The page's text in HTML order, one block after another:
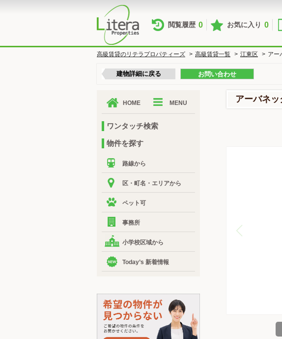
閲覧履歴 0 お気に入り 0
高級賃貸のリテラプロパティーズ > 高級賃貸一覧 > 江東区 > アー
建物詳細に戻る お問い合わせ
アーバネ
HOME MENU
ワンタッチ検索
物件を探す
路線から
区・町名・エリアから
ペット可
事務所
小学校区域から
Today’s 新着情報